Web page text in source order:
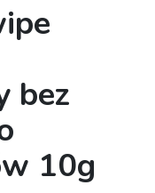
bez
10g